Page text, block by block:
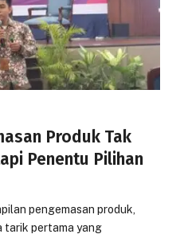
Produk Tak
Penentu Pilihan
pengemasan produk,
tarik pertama yang